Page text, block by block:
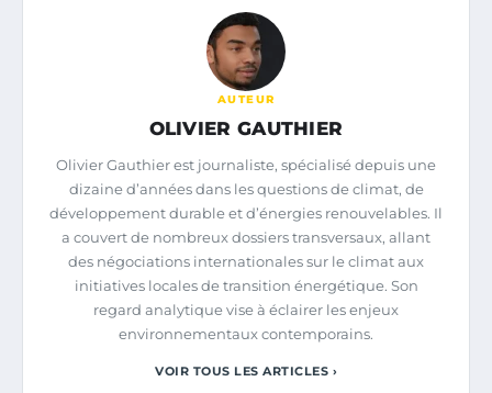
AUTEUR
OLIVIER GAUTHIER
Olivier Gauthier est journaliste, spécialisé depuis une
dizaine d’années dans les questions de climat, de
développement durable et d’énergies renouvelables. Il
a couvert de nombreux dossiers transversaux, allant
des négociations internationales sur le climat aux
initiatives locales de transition énergétique. Son
regard analytique vise à éclairer les enjeux
environnementaux contemporains.
VOIR TOUS LES ARTICLES ›